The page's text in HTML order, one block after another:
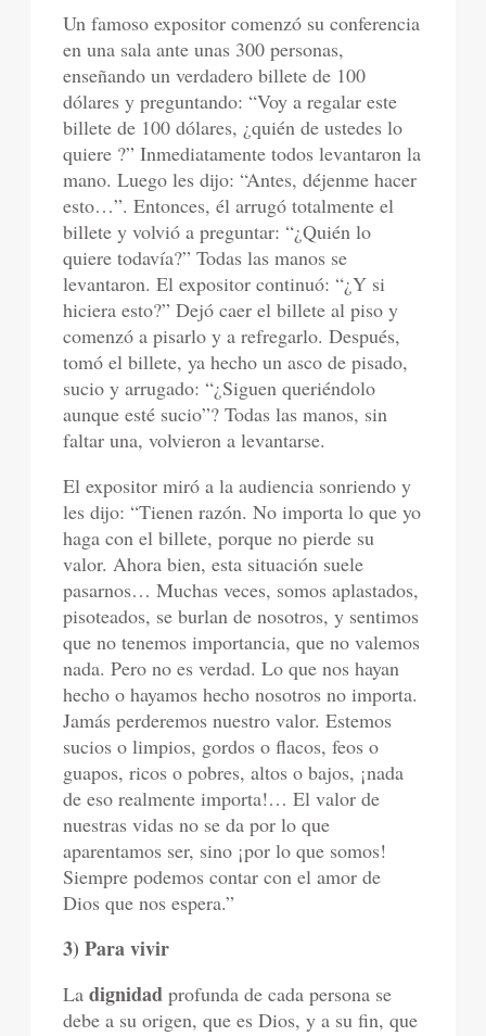
Un famoso expositor comenzó su conferencia
en una sala ante unas 300 personas,
enseñando un verdadero billete de 100
dólares y preguntando: “Voy a regalar este
billete de 100 dólares, ¿quién de ustedes lo
quiere ?” Inmediatamente todos levantaron la
mano. Luego les dijo: “Antes, déjenme hacer
esto…”. Entonces, él arrugó totalmente el
billete y volvió a preguntar: “¿Quién lo
quiere todavía?” Todas las manos se
levantaron. El expositor continuó: “¿Y si
hiciera esto?” Dejó caer el billete al piso y
comenzó a pisarlo y a refregarlo. Después,
tomó el billete, ya hecho un asco de pisado,
sucio y arrugado: “¿Siguen queriéndolo
aunque esté sucio”? Todas las manos, sin
faltar una, volvieron a levantarse.
El expositor miró a la audiencia sonriendo y
les dijo: “Tienen razón. No importa lo que yo
haga con el billete, porque no pierde su
valor. Ahora bien, esta situación suele
pasarnos… Muchas veces, somos aplastados,
pisoteados, se burlan de nosotros, y sentimos
que no tenemos importancia, que no valemos
nada. Pero no es verdad. Lo que nos hayan
hecho o hayamos hecho nosotros no importa.
Jamás perderemos nuestro valor. Estemos
sucios o limpios, gordos o flacos, feos o
guapos, ricos o pobres, altos o bajos, ¡nada
de eso realmente importa!… El valor de
nuestras vidas no se da por lo que
aparentamos ser, sino ¡por lo que somos!
Siempre podemos contar con el amor de
Dios que nos espera.”
3) Para vivir
Ladignidad profunda de cada persona se
debe a su origen, que es Dios, y a su fin, que